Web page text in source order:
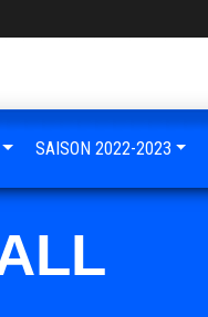
SAISON 2022-2023